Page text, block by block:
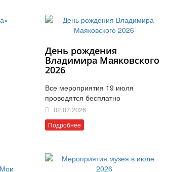
День рождения
Владимира Маяковского
2026
Все мероприятия 19 июля
проводятся бесплатно
02.07.2026
Подробнее